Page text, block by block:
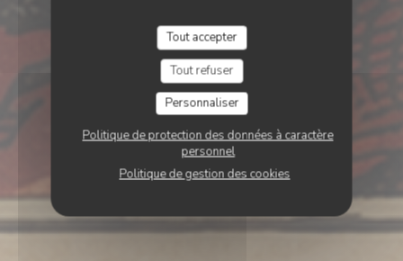
Tout accepter
Tout refuser
Personnaliser
Politique de protection des données à caractère
personnel
Politique de gestion des cookies